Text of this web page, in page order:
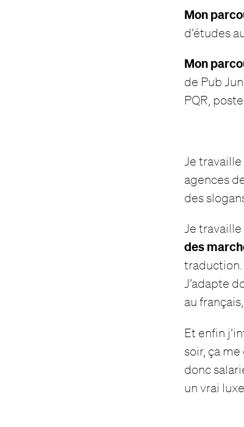
Mon
d’études
Mon
de Pub
PQR,
Je
agences
des
Je travaille
des
traduction.
J’adapte
au
Et enfin
soir, ça
donc
un vrai